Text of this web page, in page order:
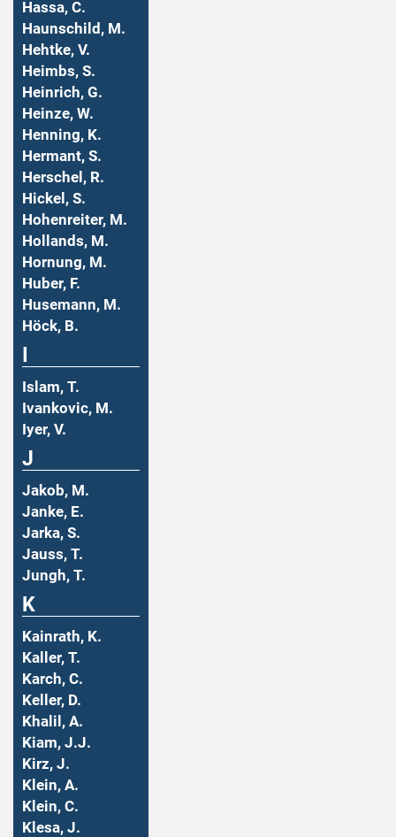
Hassa, C.
Haunschild, M.
Hehtke, V.
Heimbs, S.
Heinrich, G.
Heinze, W.
Henning, K.
Hermant, S.
Herschel, R.
Hickel, S.
Hohenreiter, M.
Hollands, M.
Hornung, M.
Huber, F.
Husemann, M.
Höck, B.
Islam, T.
Ivankovic, M.
Iyer, V.
J
Jakob, M.
Janke, E.
Jarka, S.
Jauss, T.
Jungh, T.
K
Kainrath, K.
Kaller, T.
Karch, C.
Keller, D.
Khalil, A.
Kiam, J.J.
Kirz, J.
Klein, A.
Klein, C.
Klesa, J.